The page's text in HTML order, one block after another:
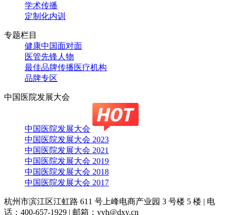
学术传播
定制化内训
专题栏目
健康中国面对面
医管先锋人物
最佳品牌传播医疗机构
品牌专区
中国医院发展大会
中国医院发展大会
中国医院发展大会 2023
中国医院发展大会 2021
中国医院发展大会 2019
中国医院发展大会 2018
中国医院发展大会 2017
杭州市滨江区江虹路 611 号上峰电商产业园 3 号楼 5 楼 | 电
话：400-657-1929 | 邮箱：yyh@dxy.cn